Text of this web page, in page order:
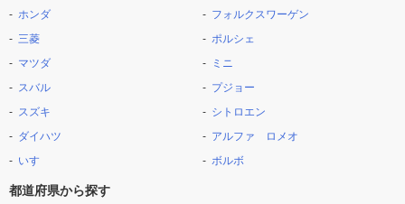
ホンダ
三菱
マツダ
スバル
スズキ
ダイハツ
いすゞ
フォルクスワーゲン
ポルシェ
ミニ
プジョー
シトロエン
アルファ ロメオ
ボルボ
都道府県から探す